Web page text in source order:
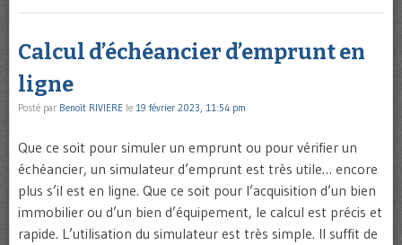
Calcul d’échéancier d’emprunt en
ligne
Posté par Benoît RIVIERE le 19 février 2023, 11:54 pm
Que ce soit pour simuler un emprunt ou pour vérifier un
échéancier, un simulateur d’emprunt est très utile… encore
plus s’il est en ligne. Que ce soit pour l’acquisition d’un bien
immobilier ou d’un bien d’équipement, le calcul est précis et
rapide. L’utilisation du simulateur est très simple. Il suffit de